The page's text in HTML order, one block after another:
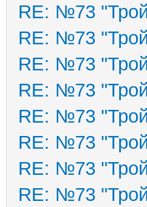
RE: №73
RE: №73
RE: №73
RE: №73
RE: №73
RE: №73
RE: №73
RE: №73